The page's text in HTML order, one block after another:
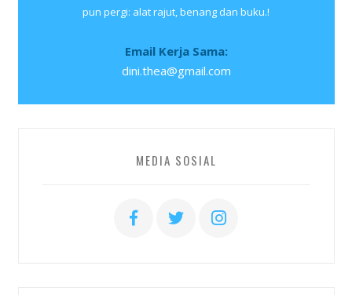
pun pergi: alat rajut, benang dan buku.!
Email Kerja Sama:
dini.thea@gmail.com
MEDIA SOSIAL